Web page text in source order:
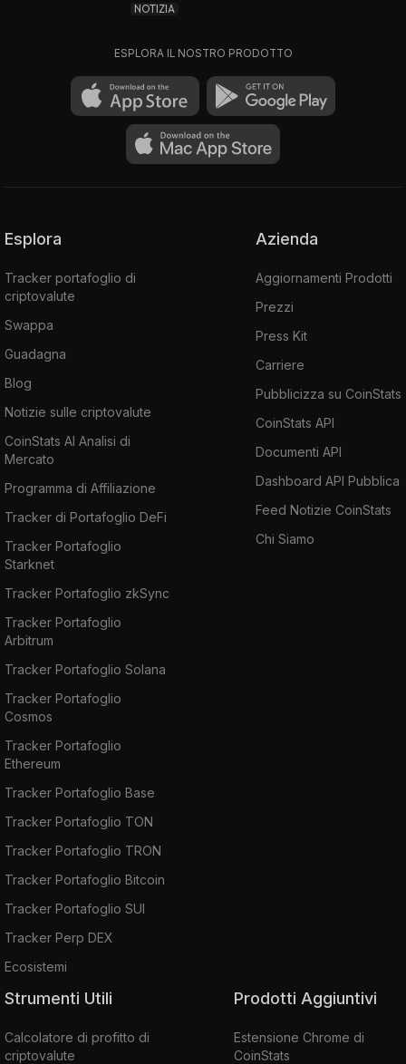
NOTIZIA
ESPLORA IL NOSTRO PRODOTTO
Esplora
Tracker portafoglio di
criptovalute
Swappa
Guadagna
Blog
Notizie sulle criptovalute
CoinStats AI Analisi di
Mercato
Programma di Affiliazione
Tracker di Portafoglio DeFi
Tracker Portafoglio
Starknet
Tracker Portafoglio zkSync
Tracker Portafoglio
Arbitrum
Tracker Portafoglio Solana
Tracker Portafoglio
Cosmos
Tracker Portafoglio
Ethereum
Tracker Portafoglio Base
Tracker Portafoglio TON
Tracker Portafoglio TRON
Tracker Portafoglio Bitcoin
Tracker Portafoglio SUI
Tracker Perp DEX
Ecosistemi
Azienda
Aggiornamenti Prodotti
Prezzi
Press Kit
Carriere
Pubblicizza su CoinStats
CoinStats API
Documenti API
Dashboard API Pubblica
Feed Notizie CoinStats
Chi Siamo
Strumenti Utili
Calcolatore di profitto di
criptovalute
Prodotti Aggiuntivi
Estensione Chrome di
CoinStats